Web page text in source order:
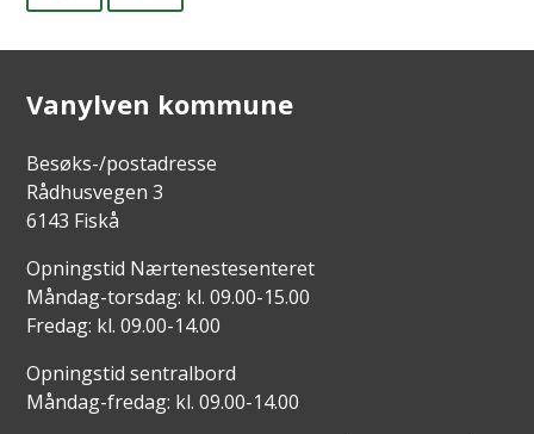
Vanylven kommune
Besøks-/postadresse
Rådhusvegen 3
6143 Fiskå
Opningstid Nærtenestesenteret
Måndag-torsdag: kl. 09.00-15.00
Fredag: kl. 09.00-14.00
Opningstid sentralbord
Måndag-fredag: kl. 09.00-14.00